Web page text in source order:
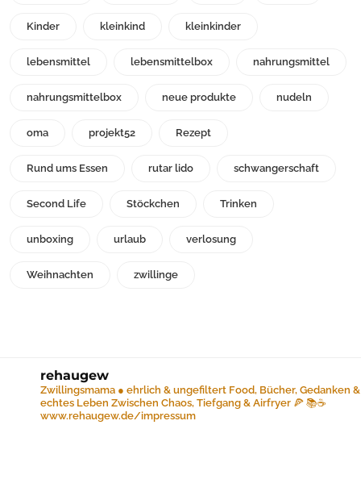
Kinder kleinkind kleinkinder
lebensmittel lebensmittelbox nahrungsmittel
nahrungsmittelbox neue produkte nudeln
oma projekt52 Rezept
Rund ums Essen rutar lido schwangerschaft
Second Life Stöckchen Trinken
unboxing urlaub verlosung
Weihnachten zwillinge
rehaugew
Zwillingsmama ● ehrlich & ungefiltert Food, Bücher, Gedanken &
echtes Leben Zwischen Chaos, Tiefgang & Airfryer 🍕 📚☕️
www.rehaugew.de/impressum